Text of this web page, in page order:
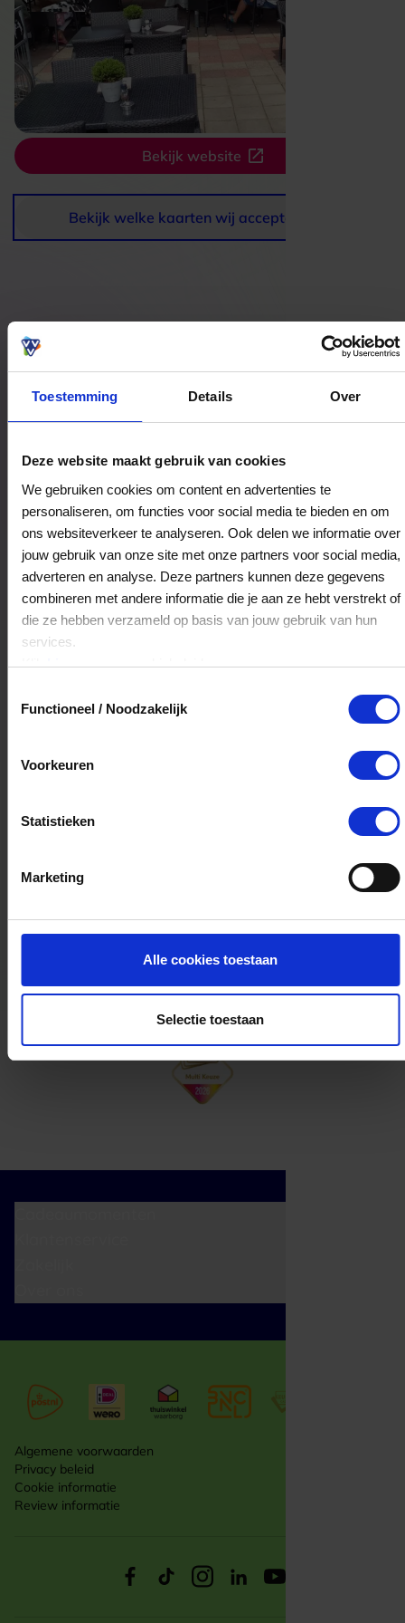
Toestemming Details Over
Deze website maakt gebruik van cookies
We gebruiken cookies om content en advertenties te
personaliseren, om functies voor social media te bieden en om
ons websiteverkeer te analyseren. Ook delen we informatie over
jouw gebruik van onze site met onze partners voor social media,
adverteren en analyse. Deze partners kunnen deze gegevens
combineren met andere informatie die je aan ze hebt verstrekt of
die ze hebben verzameld op basis van jouw gebruik van hun
services.
Klikhiervoor ons cookiebeleid.
Functioneel / Noodzakelijk
Voorkeuren
Statistieken
Marketing
Alle cookies toestaan
Selectie toestaan
Bekijk website
Bekijk welke kaarten wij accepteren
Bestedingslocaties
Restaurant De Bonte Koe
Koningsweg 2
3886KD Garderen
Veelgestelde Vragen
Hoelang blijft mijn saldo geldig?
cadeaukaart in delen uitgeven.
Algemene voorwaarden
Privacy beleid
Cookie informatie
Review informatie